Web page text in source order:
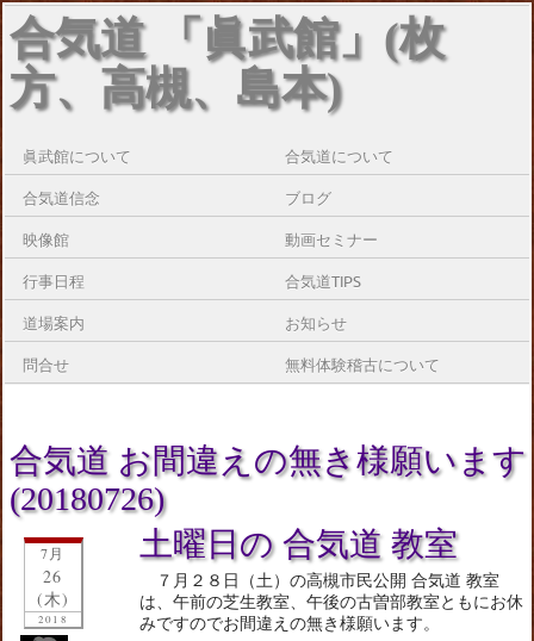
合気道 「眞武館」(枚
方、高槻、島本)
眞武館について 合気道について
合気道信念 ブログ
映像館 動画セミナー
行事日程 合気道TIPS
道場案内 お知らせ
問合せ 無料体験稽古について
合気道 お間違えの無き様願います
(20180726)
7月
26
(木)
2018
土曜日の 合気道 教室
７月２８日（土）の高槻市民公開 合気道 教室
は、午前の芝生教室、午後の古曽部教室ともにお休
みですのでお間違えの無き様願います。